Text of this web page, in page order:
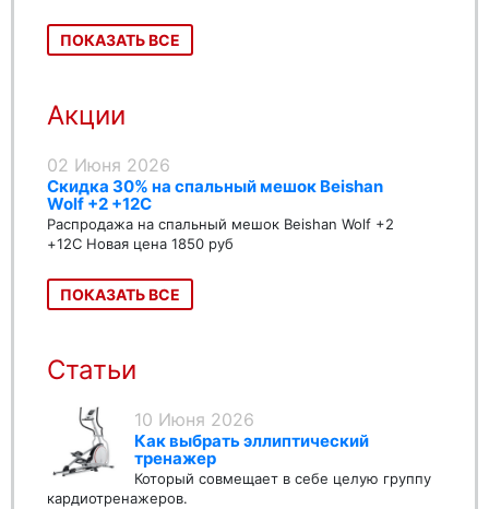
ПОКАЗАТЬ ВСЕ
Акции
02 Июня 2026
Скидка 30% на спальный мешок Beishan
Wolf +2 +12C
Распродажа на спальный мешок Beishan Wolf +2
+12C Новая цена 1850 руб
ПОКАЗАТЬ ВСЕ
Статьи
10 Июня 2026
Как выбрать эллиптический
тренажер
Который совмещает в себе целую группу
кардиотренажеров.